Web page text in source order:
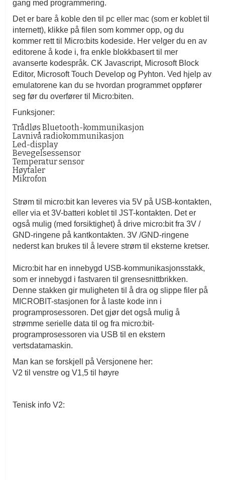
gang med programmering.
Det er bare å koble den til pc eller mac (som er koblet til
internett), klikke på filen som kommer opp, og du
kommer rett til Micro:bits kodeside. Her velger du en av
editorene å kode i, fra enkle blokkbasert til mer
avanserte kodespråk. CK Javascript, Microsoft Block
Editor, Microsoft Touch Develop og Pyhton. Ved hjelp av
emulatorene kan du se hvordan programmet oppfører
seg før du overfører til Micro:biten.
Funksjoner:
Trådløs Bluetooth-kommunikasjon
Lavnivå radiokommunikasjon
Led-display
Bevegelsessensor
Temperatur sensor
Høytaler
Mikrofon
Strøm til micro:bit kan leveres via 5V på USB-kontakten,
eller via et 3V-batteri koblet til JST-kontakten. Det er
også mulig (med forsiktighet) å drive micro:bit fra 3V /
GND-ringene på kantkontakten. 3V /GND-ringene
nederst kan brukes til å levere strøm til eksterne kretser.
Micro:bit har en innebygd USB-kommunikasjonsstakk,
som er innebygd i fastvaren til grensesnittbrikken.
Denne stakken gir muligheten til å dra og slippe filer på
MICROBIT-stasjonen for å laste kode inn i
programprosessoren. Det gjør det også mulig å
strømme serielle data til og fra micro:bit-
programprosessoren via USB til en ekstern
vertsdatamaskin.
Man kan se forskjell på Versjonene her:
V2 til venstre og V1,5 til høyre
Tenisk info V2: